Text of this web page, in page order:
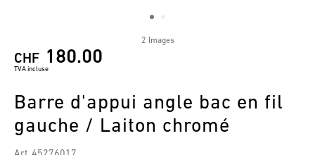
2 Images
CHF 180.00
TVA incluse
Barre d'appui angle bac en fil
gauche / Laiton chromé